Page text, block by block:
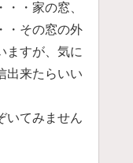
・家の窓、
・その窓の外
ますが、気に
出来たらいい
いてみません